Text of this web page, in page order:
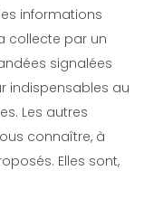
informations
collecte par un
signalées
indispensables au
Les autres
connaître, à
Elles sont,